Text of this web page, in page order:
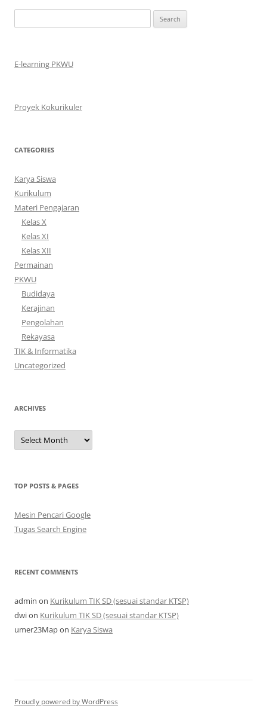
for:
E-learning PKWU
Proyek Kokurikuler
CATEGORIES
Karya Siswa
Kurikulum
Materi Pengajaran
Kelas X
Kelas XI
Kelas XII
Permainan
PKWU
Budidaya
Kerajinan
Pengolahan
Rekayasa
TIK & Informatika
Uncategorized
ARCHIVES
Archives
TOP POSTS & PAGES
Mesin Pencari Google
Tugas Search Engine
RECENT COMMENTS
admin on Kurikulum TIK SD (sesuai standar KTSP)
dwion Kurikulum TIK SD (sesuai standar KTSP)
umer23Mapon Karya Siswa
Proudly powered by WordPress